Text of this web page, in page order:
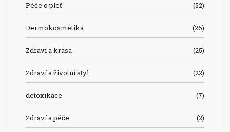
Péče o pleť (52)
Dermokosmetika (26)
Zdraví a krása (25)
Zdraví a životní styl (22)
detoxikace (7)
Zdraví a péče (2)